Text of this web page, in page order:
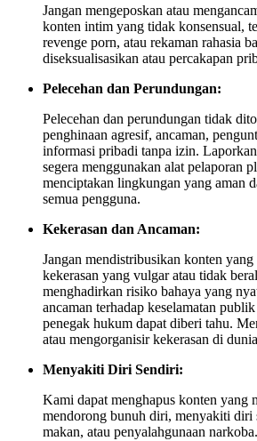
Jangan mengeposkan atau
konten intim yang tidak konsensual,
revenge porn, atau rekaman rahasia
diseksualisasikan atau percakapan
Pelecehan dan Perundungan:
Pelecehan dan perundungan tidak
penghinaan agresif, ancaman,
informasi pribadi tanpa izin.
segera menggunakan alat pelaporan
menciptakan lingkungan yang aman
semua pengguna.
Kekerasan dan Ancaman:
Jangan mendistribusikan konten yang
kekerasan yang vulgar atau tidak
menghadirkan risiko bahaya yang
ancaman terhadap keselamatan
penegak hukum dapat diberi tahu.
atau mengorganisir kekerasan di
Menyakiti Diri Sendiri:
Kami dapat menghapus konten yang
mendorong bunuh diri, menyakiti diri
makan, atau penyalahgunaan narkoba.